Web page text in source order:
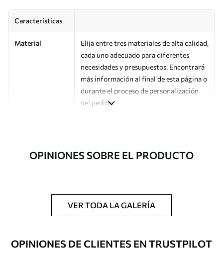
Características
Material
Elija entre tres materiales de alta calidad,
cada uno adecuado para diferentes
necesidades y presupuestos. Encontrará
más información al final de esta página o
durante el proceso de personalización
del pedido.
artículo
Impreso bajo pedido y entregado en
rollos de hasta 50 cm de ancho.
Opciones
adicionales
Disponible con recubrimiento de barniz
y/o adhesivo para empapelar.
OPINIONES SOBRE EL PRODUCTO
VER TODA LA GALERÍA
OPINIONES DE CLIENTES EN TRUSTPILOT